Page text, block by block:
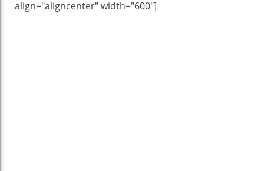
align="aligncenter" width="600"]